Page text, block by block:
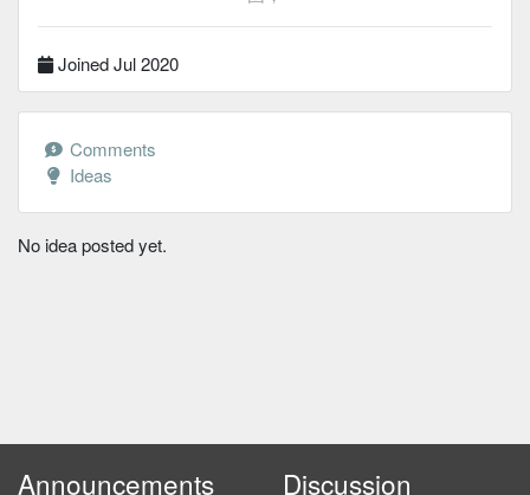
Joined Jul 2020
Comments
Ideas
No idea posted yet.
Announcements Discussion